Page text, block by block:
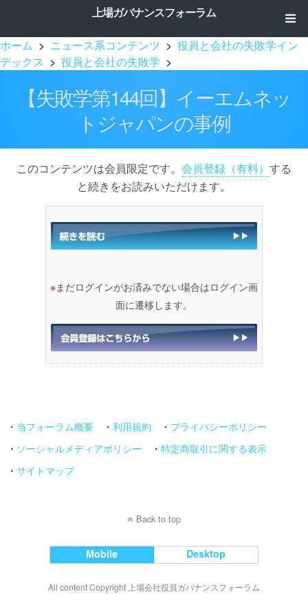
上場ガバナンスフォーラム
ホーム > ニュース系コンテンツ > 役員と会社の失敗学イン
デックス > 役員と会社の失敗学 >
【失敗学第144回】イーエムネッ
トジャパンの事例
このコンテンツは会員限定です。 会員登録（有料） する
と続きをお読みいただけます。
※まだログインがお済みでない場合はログイン画
面に遷移します。
・ 当フォーラム概要 ・ 利用規約 ・ プライバシーポリシー
・ ソーシャルメディアポリシー ・ 特定商取引に関する表示
・ サイトマップ
Back to top
Mobile Desktop
All content Copyright 上場会社役員ガバナンスフォーラム